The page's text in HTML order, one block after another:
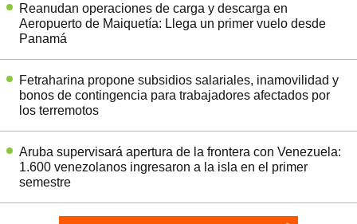
Reanudan operaciones de carga y descarga en
Aeropuerto de Maiquetía: Llega un primer vuelo desde
Panamá
Fetraharina propone subsidios salariales, inamovilidad y
bonos de contingencia para trabajadores afectados por
los terremotos
Aruba supervisará apertura de la frontera con Venezuela:
1.600 venezolanos ingresaron a la isla en el primer
semestre